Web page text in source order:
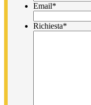
Email*
Richiesta*